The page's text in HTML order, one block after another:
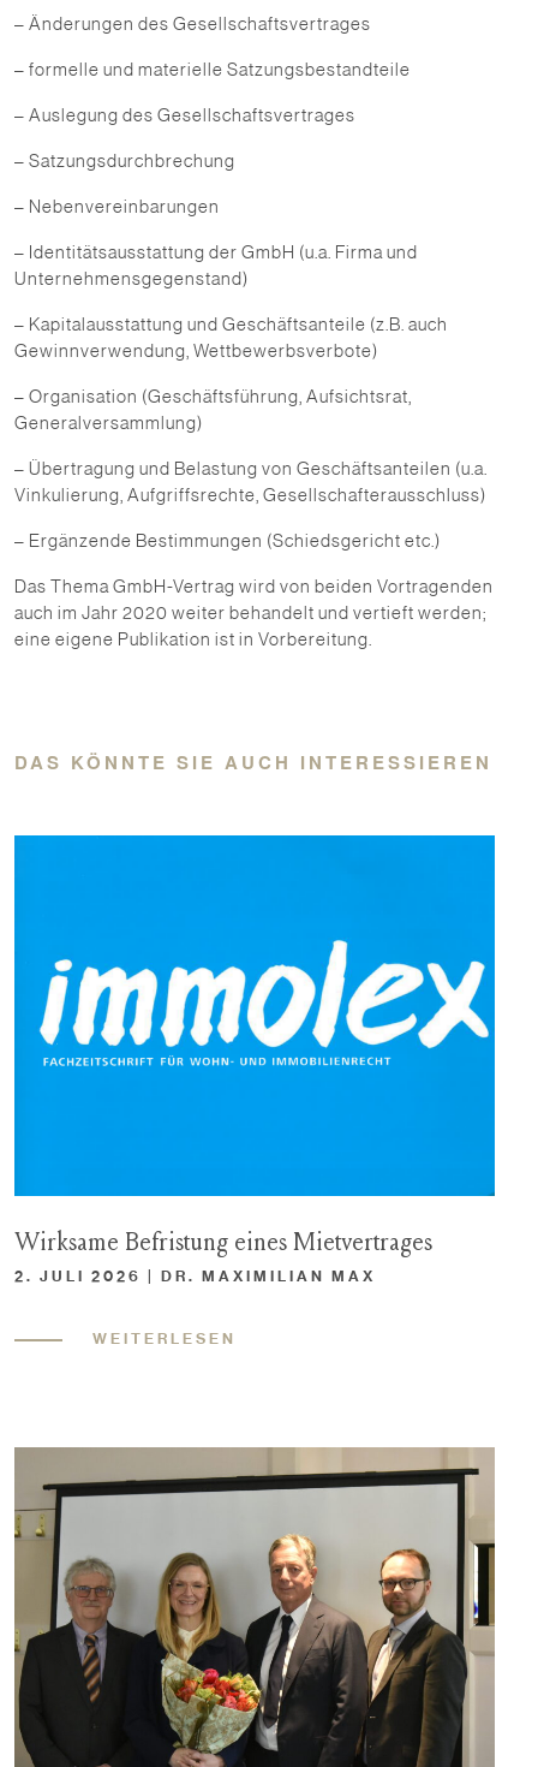
– Änderungen des Gesellschaftsvertrages
– formelle und materielle Satzungsbestandteile
– Auslegung des Gesellschaftsvertrages
– Satzungsdurchbrechung
– Nebenvereinbarungen
– Identitätsausstattung der GmbH (u.a. Firma und
Unternehmensgegenstand)
– Kapitalausstattung und Geschäftsanteile (z.B. auch
Gewinnverwendung, Wettbewerbsverbote)
– Organisation (Geschäftsführung, Aufsichtsrat,
Generalversammlung)
– Übertragung und Belastung von Geschäftsanteilen (u.a.
Vinkulierung, Aufgriffsrechte, Gesellschafterausschluss)
– Ergänzende Bestimmungen (Schiedsgericht etc.)
Das Thema GmbH-Vertrag wird von beiden Vortragenden
auch im Jahr 2020 weiter behandelt und vertieft werden;
eine eigene Publikation ist in Vorbereitung.
DAS KÖNNTE SIE AUCH INTERESSIEREN
Wirksame Befristung eines Mietvertrages
2. JULI 2026 | DR. MAXIMILIAN MAX
WEITERLESEN